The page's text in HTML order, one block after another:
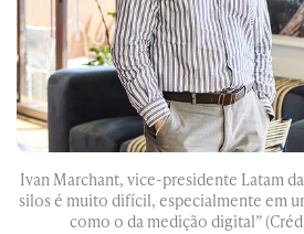
Ivan Marchant, vice-presidente Latam
silos é muito difícil, especialmente em
como o da medição digital”